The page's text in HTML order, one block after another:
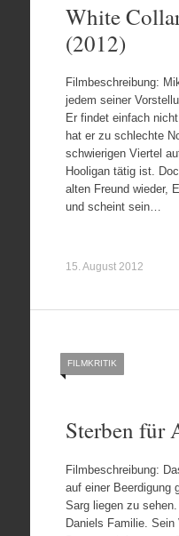
White
(2012)
Filmbeschreibung:
jedem seiner
Er findet einfach
hat er zu schlechte
schwierigen Viertel
Hooligan tätig ist.
alten Freund wieder,
und scheint sein…
15. August 2012
FILMKRITIK
Sterben für
Filmbeschreibung:
auf einer Beerdigung
Sarg liegen zu
Daniels Familie. Sein